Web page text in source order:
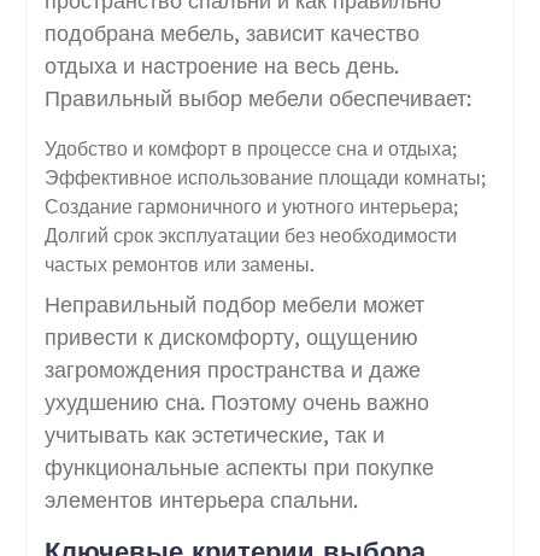
подобрана мебель, зависит качество
отдыха и настроение на весь день.
Правильный выбор мебели обеспечивает:
Удобство и комфорт в процессе сна и отдыха;
Эффективное использование площади комнаты;
Создание гармоничного и уютного интерьера;
Долгий срок эксплуатации без необходимости
частых ремонтов или замены.
Неправильный подбор мебели может
привести к дискомфорту, ощущению
загромождения пространства и даже
ухудшению сна. Поэтому очень важно
учитывать как эстетические, так и
функциональные аспекты при покупке
элементов интерьера спальни.